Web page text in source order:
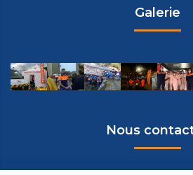
Galerie
Nous